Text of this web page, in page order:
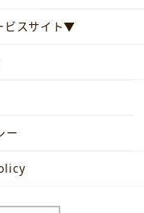
ビスサイト▼
ー